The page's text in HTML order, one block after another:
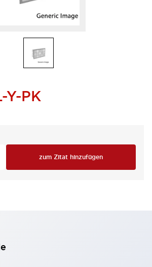
Y-PK
zum Zitat hinzufügen